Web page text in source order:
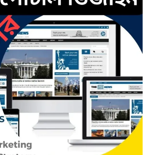
ছাতক থানার পুলিশ সদস্য সংগীতে
শ্রেষ্ঠ শিল্পী নির্বাচিত
ছাতকের নবাগত ইউএনও’র সাথে
প্রেসক্লাব নেতৃবৃন্দের সাক্ষাত
কথাসাহিত্যিক রাবেয়া খাতুন আর নেই